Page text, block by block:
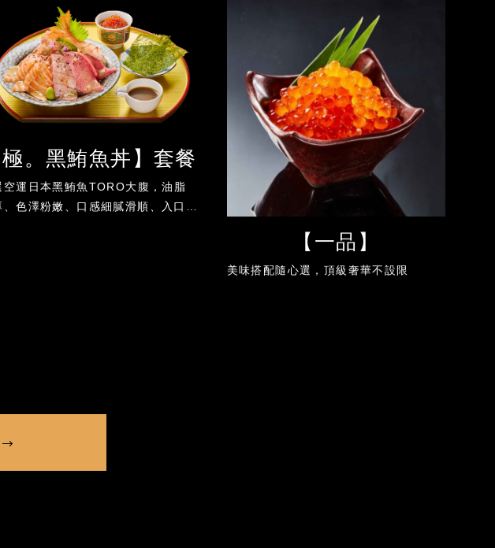
極。黑鮪魚丼】套餐
空運日本黑鮪魚TORO大腹，油脂
、色澤粉嫩、口感細膩滑順、入口即
【一品】
美味搭配隨心選，頂級奢華不設限